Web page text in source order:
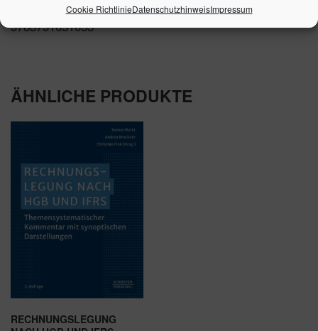
Cookie RichtlinieDatenschutzhinweisImpressum
1. Auflage 2021 | Artikelnummer: 10603-0001 | ISBN:
9783791051055
ÄHNLICHE PRODUKTE
RECHNUNGSLEGUNG